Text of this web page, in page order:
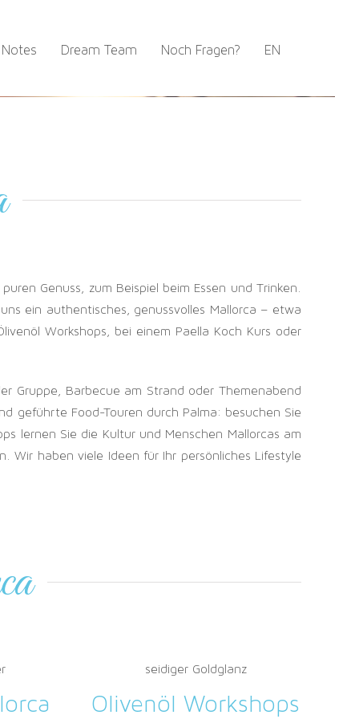
Dream Team Noch Fragen? EN
Genuss, zum Beispiel beim Essen und Trinken.
ein authentisches, genussvolles Mallorca – etwa
Workshops, bei einem Paella Koch Kurs oder
Gruppe, Barbecue am Strand oder Themenabend
geführte Food-Touren durch Palma: besuchen Sie
lernen Sie die Kultur und Menschen Mallorcas am
Wir haben viele Ideen für Ihr persönliches Lifestyle
seidiger Goldglanz
Olivenöl Workshops